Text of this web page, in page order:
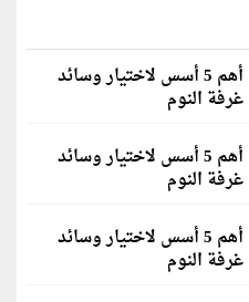
أهم 5 أسس لاختيار وسائد
غرفة النوم
أهم 5 أسس لاختيار وسائد
غرفة النوم
أهم 5 أسس لاختيار وسائد
غرفة النوم